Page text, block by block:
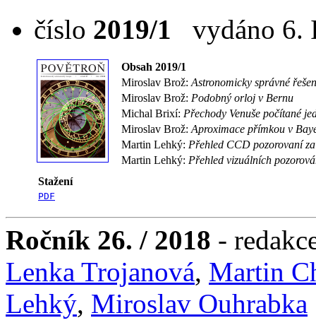
číslo 2019/1 vydáno 6.
Stažení
PDF
Obsah 2019/1
Miroslav Brož: Astronomicky správné
Miroslav Brož: Podobný orloj v Bernu
Michal Brixí: Přechody Venuše počítané
Miroslav Brož: Aproximace přímkou v
Martin Lehký: Přehled CCD pozorovaní
Martin Lehký: Přehled vizuálních
Ročník 26. / 2018 -
Lenka Trojanová, Martin
Lehký, Miroslav Ouhrabka